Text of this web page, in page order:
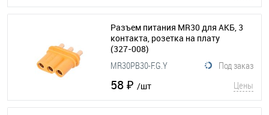
Разъем питания MR30 для АКБ, 3
контакта, розетка на плату
(327-008)
Под заказ
MR30PB30-F.G.Y
58 ₽ /шт Цены